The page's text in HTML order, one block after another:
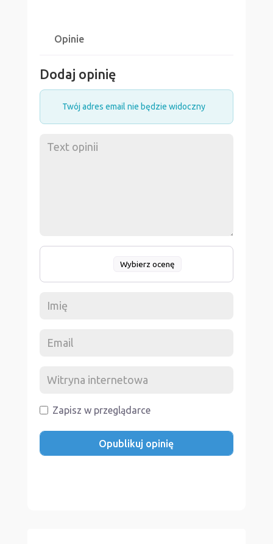
Opinie
Dodaj opinię
Twój adres email nie będzie widoczny
Wybierz ocenę
Zapisz w przeglądarce